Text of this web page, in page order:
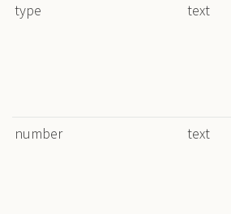
type
text
number
text